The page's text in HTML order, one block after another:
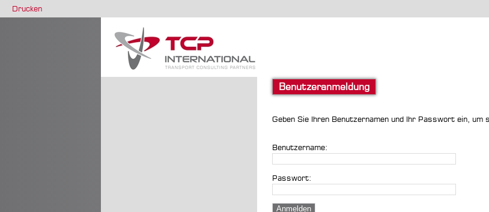
Drucken
Benutzeranmeldung
Geben Sie Ihren Benutzernamen und Ihr Passwort ein, um
Benutzername:
Passwort: